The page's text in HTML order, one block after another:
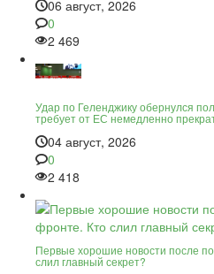
06 август, 2026
0
2 469
Удар по Геленджику обернулся
требует от ЕС немедленно
04 август, 2026
0
2 418
Первые хорошие новости после
слил главный секрет?